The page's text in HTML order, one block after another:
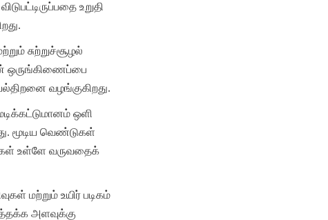
உறுதி
சுற்றுச்சூழல்
ஒருங்கிணைப்பை
வழங்குகிறது.
ஒளி
மூடிய வெண்டுகள்
உள்ளே வருவதைக்
மற்றும் உயிர் படிகம்
அளவுக்கு